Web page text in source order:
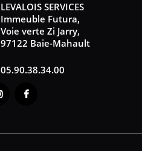
LEVALOIS SERVICES
Immeuble Futura,
Voie verte Zi Jarry,
97122 Baie-Mahault
05.90.38.34.00